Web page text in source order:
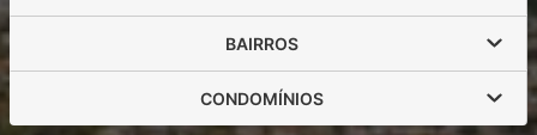
BAIRROS
CONDOMÍNIOS